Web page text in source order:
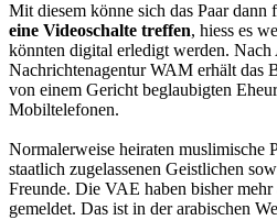
Mit diesem könne sich das Paar dann f
eine Videoschalte treffen, hiess es
könnten digital erledigt werden. Nach
Nachrichtenagentur WAM erhält das
von einem Gericht beglaubigten
Mobiltelefonen.
Normalerweise heiraten muslimische
staatlich zugelassenen Geistlichen
Freunde. Die VAE haben bisher
gemeldet. Das ist in der arabischen